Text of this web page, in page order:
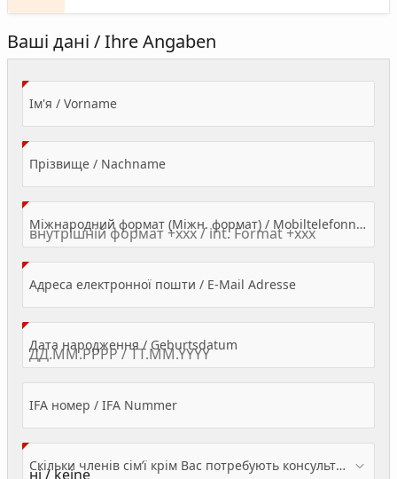
Ваші дані / Ihre Angaben
Ім'я / Vorname(Value Required)
Прізвище / Nachname(Value Required)
Міжнародний формат (Міжн. формат) / Mobiltelefonnummer
Адреса електронної пошти / E-Mail Adresse(Value Required)
Дата народження / Geburtsdatum
IFA номер / IFA Nummer
Скільки членів сім’ї крім Вас потребують консультації? / Wieviele Familienmitglieder brauchen Beratung - zusätzlich zu Ihnen?